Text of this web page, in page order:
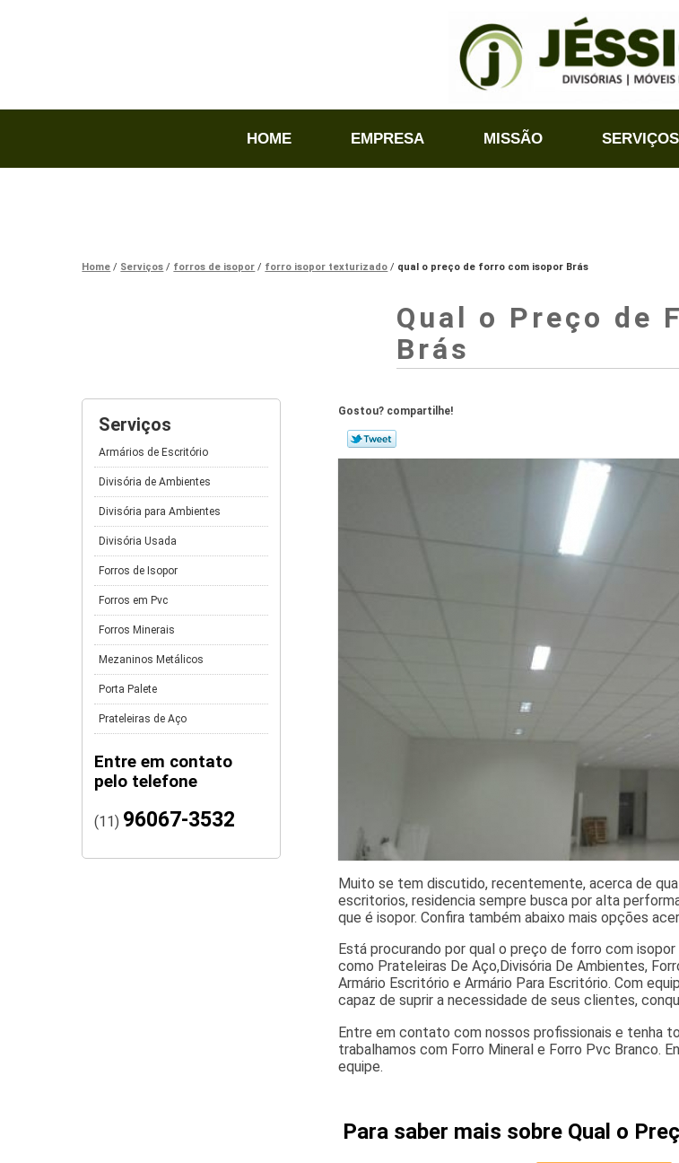
HOME EMPRESA MISSÃO SERVIÇOS
Home Serviços forros de isopor forro isopor texturizado qual o preço de forro com isopor Brás
Serviços
Armários de Escritório
Divisória de Ambientes
Divisória para Ambientes
Divisória Usada
Forros de Isopor
Forros em Pvc
Forros Minerais
Mezaninos Metálicos
Porta Palete
Prateleiras de Aço
Entre em contato
pelo telefone
(11) 96067-3532
Qual o Preço de
Brás
Gostou? compartilhe!
Muito se tem discutido, recentemente, acerca de
escritorios, residencia sempre busca por alta
que é isopor. Confira também abaixo mais opções
Está procurando por qual o preço de forro com
como Prateleiras De Aço,Divisória De Ambientes,
Armário Escritório e Armário Para Escritório. Com
capaz de suprir a necessidade de seus clientes,
Entre em contato com nossos profissionais e tenha
trabalhamos com Forro Mineral e Forro Pvc Branco.
equipe.
Para saber mais sobre Qual o